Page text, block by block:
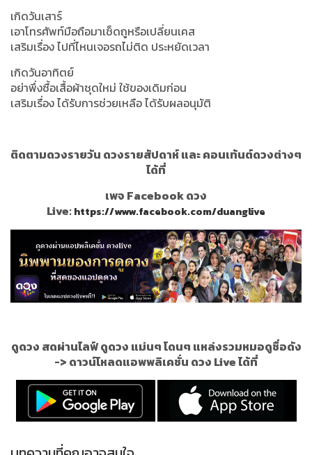
เกิดวันเสาร์
เอาโทรศัพท์มือถือมาเช็ดถูหรือเปลี่ยนเคส
เสริมเรื่อง ไปที่ไหนเจอรถไม่ติด ประหยัดเวลา
เกิดวันอาทิตย์
อย่าพึ่งซื้อเสื้อผ้าชุดใหม่ ใช้ของเดิมก่อน
เสริมเรื่อง ได้รับการช่วยเหลือ ได้รับผลอนุมัติ
ติดตามดวงรายวัน ดวงรายสัปดาห์ และ คอนเท้นต์ดวงต่างๆ
ได้ที่
เพจ Facebook ดวง
Live:https://www.facebook.com/duanglive
ดูดวง สดผ่านไลฟ์ ดูดวง แม่นๆ โดนๆ แหล่งรวมหมอดูชื่อดัง
-> ดาวน์โหลดแอพพลิเคชั่น ดวง Live ได้ที่